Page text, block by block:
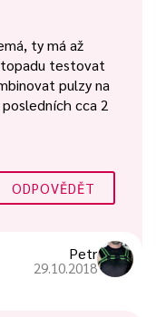
ty má až
testovat
pulzy na
cca 2
ODPOVĚDĚT
Petr
29.10.2018